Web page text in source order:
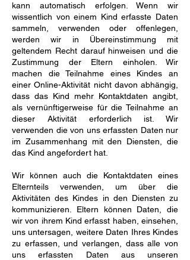
kann automatisch erfolgen. Wenn wir
wissentlich von einem Kind erfasste Daten
sammeln, verwenden oder offenlegen,
werden wir in Übereinstimmung mit
geltendem Recht darauf hinweisen und die
Zustimmung der Eltern einholen. Wir
machen die Teilnahme eines Kindes an
einer Online-Aktivität nicht davon abhängig,
dass das Kind mehr Kontaktdaten angibt,
als vernünftigerweise für die Teilnahme an
dieser Aktivität erforderlich ist. Wir
verwenden die von uns erfassten Daten nur
im Zusammenhang mit den Diensten, die
das Kind angefordert hat.
Wir können auch die Kontaktdaten eines
Elternteils verwenden, um über die
Aktivitäten des Kindes in den Diensten zu
kommunizieren. Eltern können Daten, die
wir von ihrem Kind erfasst haben, einsehen,
uns untersagen, weitere Daten Ihres Kindes
zu erfassen, und verlangen, dass alle von
uns erfassten Daten aus unseren